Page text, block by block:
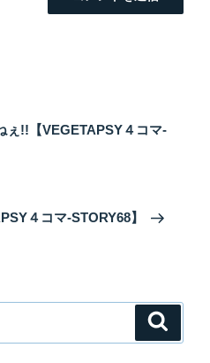
ぇ!!【VEGETAPSY４コマ-
４コマ-STORY68】